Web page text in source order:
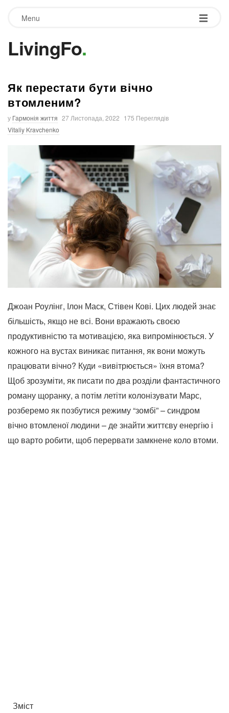
Menu
LivingFo.
Як перестати бути вічно
втомленим?
у Гармонія життя 27 Листопада, 2022 175 Переглядів
Vitaliy Kravchenko
Джоан Роулінг, Ілон Маск, Стівен Кові. Цих людей знає
більшість, якщо не всі. Вони вражають своєю
продуктивністю та мотивацією, яка випромінюється. У
кожного на вустах виникає питання, як вони можуть
працювати вічно? Куди «вивітрюється» їхня втома?
Щоб зрозуміти, як писати по два розділи фантастичного
роману щоранку, а потім летіти колонізувати Марс,
розберемо як позбутися режиму “зомбі” – синдром
вічно втомленої людини – де знайти життєву енергію і
що варто робити, щоб перервати замкнене коло втоми.
Зміст